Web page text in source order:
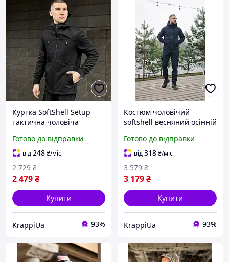
Куртка SoftShell Setup
тактична чоловіча
Софт Шелл тепла чорна
Готово до відправки
від248₴/міс
2 479₴
2 729 ₴
Купити
KrappiUa 93%
Костюм чоловічий
softshell весняний осінній
тактичний синій
Готово до відправки
від318₴/міс
3 179₴
3 579 ₴
Купити
KrappiUa 93%